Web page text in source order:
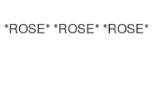
*ROSE* *ROSE*